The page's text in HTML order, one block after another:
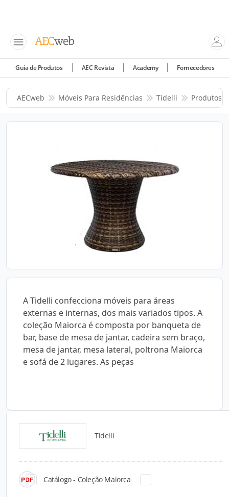
Guia de Produtos AEC Revista Academy Fornecedores
AECweb Móveis Para Residências Tidelli Produtos
A Tidelli confecciona móveis para áreas
externas e internas, dos mais variados tipos. A
coleção Maiorca é composta por banqueta de
bar, base de mesa de jantar, cadeira sem braço,
mesa de jantar, mesa lateral, poltrona Maiorca
e sofá de 2 lugares. As peças
Tidelli
Catálogo - Coleção Maiorca
Catálogos para Download